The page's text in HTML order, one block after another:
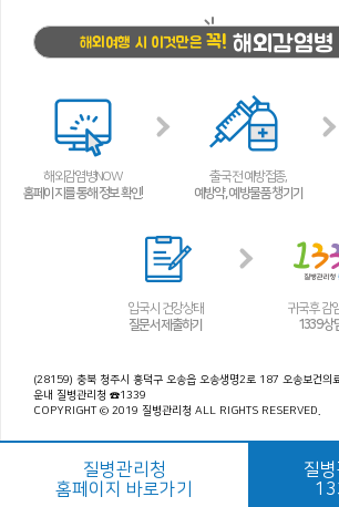
해외여행 시 이것만은 꼭! 해외감염병
해외감염병NOW
홈페이지를 통해 정보 확인!
출국 전 예방접종,
예방약, 예방물품 챙기기
입국 시 건강상태
질문서 제출하기
귀국 후 감
1339 상
(28159) 충북 청주시 흥덕구 오송읍 오송생명2로 187 오송보건의
운내 질병관리청 ☎1339
COPYRIGHT © 2019 질병관리청 ALL RIGHTS RESERVED.
질병관리청
홈페이지 바로가기
질